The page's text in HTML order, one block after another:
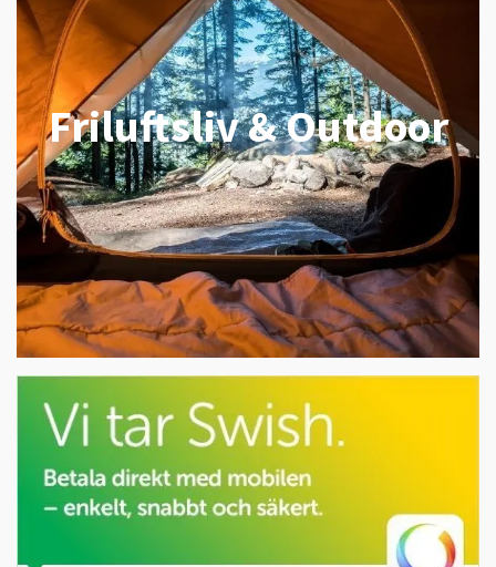
Friluftsliv & Outdoor